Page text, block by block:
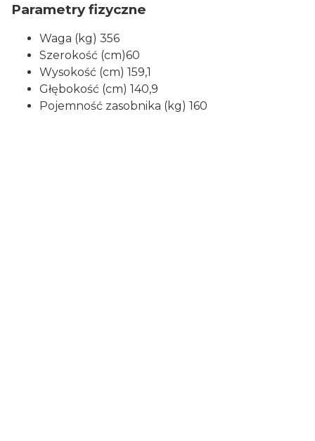
Parametry fizyczne
Waga (kg) 356
Szerokość (cm)60
Wysokość (cm) 159,1
Głębokość (cm) 140,9
Pojemność zasobnika (kg) 160